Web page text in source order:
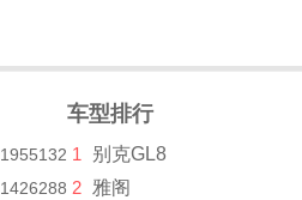
1955132
1426288
车型排行
1 别克GL8
2 雅阁